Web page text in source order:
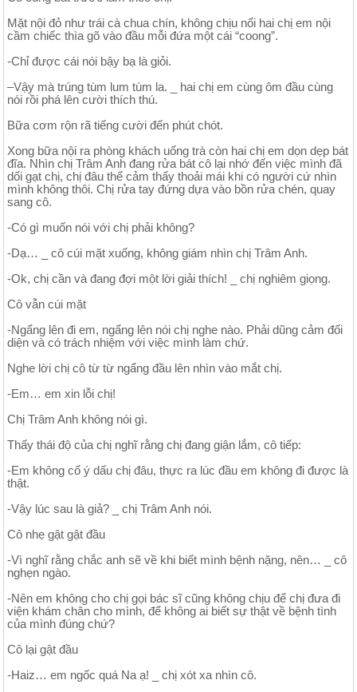
Mặt nội đỏ như trái cà chua chín, không chịu nổi hai chị em nội
cầm chiếc thìa gõ vào đầu mỗi đứa một cái “coong”.
-Chỉ được cái nói bậy bạ là giỏi.
–Vậy mà trúng tùm lum tùm la. _ hai chị em cùng ôm đầu cùng
nói rồi phá lên cười thích thú.
Bữa cơm rộn rã tiếng cười đến phút chót.
Xong bữa nội ra phòng khách uống trà còn hai chị em dọn dẹp bát
đĩa. Nhìn chị Trâm Anh đang rửa bát cô lại nhớ đến việc mình đã
dối gạt chị, chị đâu thể cảm thấy thoải mái khi có người cứ nhìn
mình không thôi. Chị rửa tay đứng dựa vào bồn rửa chén, quay
sang cô.
-Có gì muốn nói với chị phải không?
-Dạ… _ cô cúi mặt xuống, không giám nhìn chị Trâm Anh.
-Ok, chị cần và đang đợi một lời giải thích! _ chị nghiêm giọng.
Cô vẫn cúi mặt
-Ngẩng lên đi em, ngẩng lên nói chị nghe nào. Phải dũng cảm đối
diện và có trách nhiệm với việc mình làm chứ.
Nghe lời chị cô từ từ ngẩng đầu lên nhìn vào mắt chị.
-Em… em xin lỗi chị!
Chị Trâm Anh không nói gì.
Thấy thái độ của chị nghĩ rằng chị đang giận lắm, cô tiếp:
-Em không cố ý dấu chị đâu, thực ra lúc đầu em không đi được là
thật.
-Vậy lúc sau là giả? _ chị Trâm Anh nói.
Cô nhẹ gật gật đầu
-Vì nghĩ rằng chắc anh sẽ về khi biết mình bệnh nặng, nên… _ cô
nghẹn ngào.
-Nên em không cho chị gọi bác sĩ cũng không chịu để chị đưa đi
viện khám chân cho mình, để không ai biết sự thật về bệnh tình
của mình đúng chứ?
Cô lại gật đầu
-Haiz… em ngốc quá Na ạ! _ chị xót xa nhìn cô.